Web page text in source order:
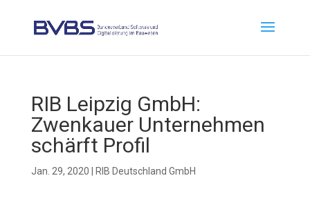
RIB Leip­zig GmbH:
Zwenkau­er Unter­neh­men
schärft Profil
Jan. 29, 2020 RIB Deutschland GmbH